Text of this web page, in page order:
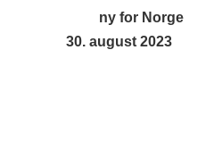
ny for Norge
30. august 2023